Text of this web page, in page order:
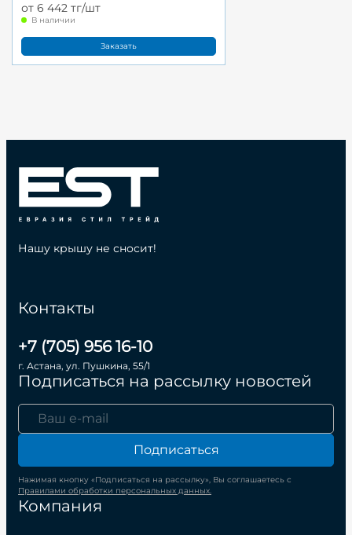
от 6 442 тг/шт
В наличии
Заказать
Компания
Контакты
+7 (705) 956 16-10
г. Астана, ул. Пушкина, 55/1
Подписаться на рассылку новостей
Подписаться
Нажимая кнопку «Подписаться на рассылку», Вы соглашаетесь с
Правилами обработки персональных данных.
Нашу крышу не сносит!